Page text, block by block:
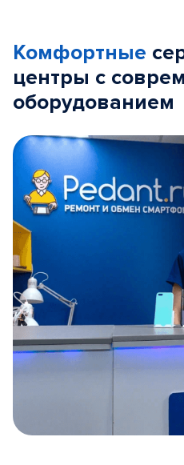
Комфортные
центры с
оборудованием